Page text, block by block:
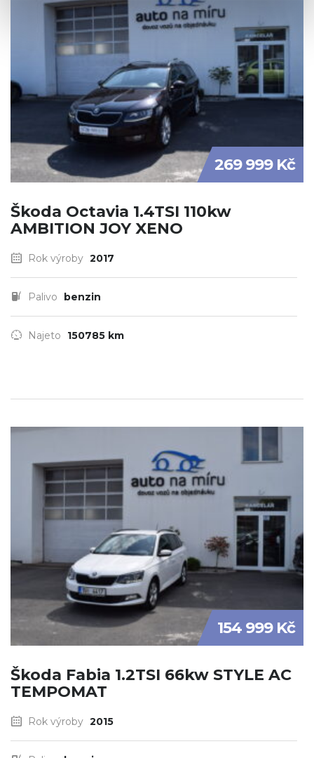
269 999 Kč
Škoda Octavia 1.4TSI 110kw
AMBITION JOY XENO
Rok výroby 2017
Palivo benzin
Najeto 150785 km
154 999 Kč
Škoda Fabia 1.2TSI 66kw STYLE AC
TEMPOMAT
Rok výroby 2015